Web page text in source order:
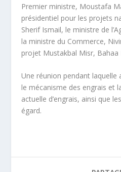
Premier ministre, Moustafa
présidentiel pour les projets
Sherif Ismail, le ministre de
la ministre du Commerce,
projet Mustakbal Misr, Bahaa
Une réunion pendant
le mécanisme des engrais et
actuelle d’engrais, ainsi que
égard.